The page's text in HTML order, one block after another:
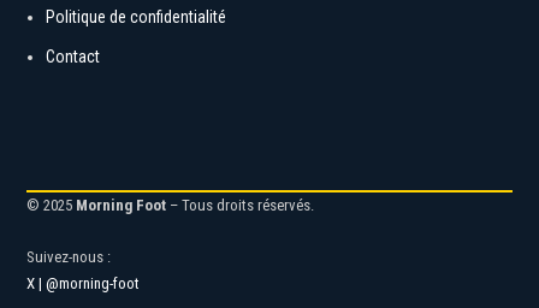
Politique de confidentialité
Morning Foot
X | @morning-foot